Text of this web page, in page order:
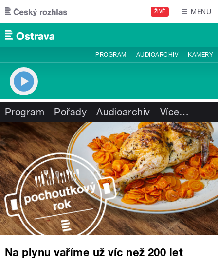
Přejít k hlavnímu obsahu
ŽIVĚ MENU
PROGRAM AUDIOARCHIV KAMERY
Program Pořady Audioarchiv Více…
Na plynu vaříme už víc než 200 let